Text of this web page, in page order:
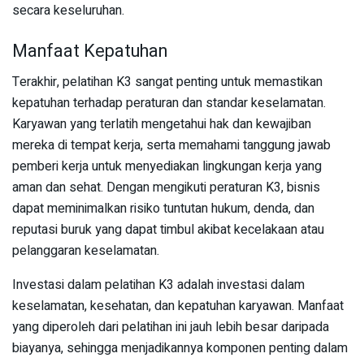
secara keseluruhan.
Manfaat Kepatuhan
Terakhir, pelatihan K3 sangat penting untuk memastikan
kepatuhan terhadap peraturan dan standar keselamatan.
Karyawan yang terlatih mengetahui hak dan kewajiban
mereka di tempat kerja, serta memahami tanggung jawab
pemberi kerja untuk menyediakan lingkungan kerja yang
aman dan sehat. Dengan mengikuti peraturan K3, bisnis
dapat meminimalkan risiko tuntutan hukum, denda, dan
reputasi buruk yang dapat timbul akibat kecelakaan atau
pelanggaran keselamatan.
Investasi dalam pelatihan K3 adalah investasi dalam
keselamatan, kesehatan, dan kepatuhan karyawan. Manfaat
yang diperoleh dari pelatihan ini jauh lebih besar daripada
biayanya, sehingga menjadikannya komponen penting dalam